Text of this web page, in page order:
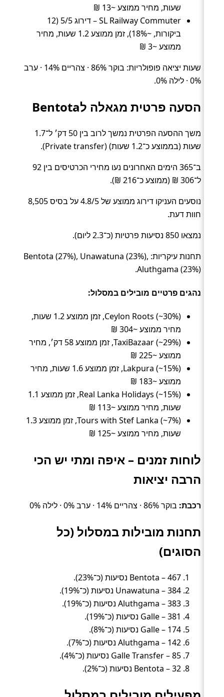
שעות, מחיר ממוצע ~13 ₪
SL Railway Commuter – דירוג 5/5 (12
ביקורות, ~18%), זמן ממוצע 1.2 שעות, מחיר
ממוצע ~3 ₪
שעות יציאה פופולריות: בוקר 86% · צהריים 14% · ערב
0% · לילה 0%.
הסעה פרטית מגאלה לBentota
משך ההסעה הפרטית נמשך לרוב בין 50 דק׳ ל־1.7
שעות (בממוצע כ־1.2 שעות) (Private transfer).
ב־365 הימים האחרונים נעו מחירי הכרטיסים בין 92
ל־306 ₪ (ממוצע כ־216 ₪).
נוסעים העניקו דירוג ממוצע של 4.8/5 על בסיס 8,505
חוות דעת.
נמצאו 850 נסיעות פרטיות (כ־2.3 ליום).
תחנות עיקריות: Bentota (27%), Unawatuna (23%),
Aluthgama (23%).
נהגים פרטיים מובילים במסלול:
Ceylon Roots (~30%), זמן ממוצע 1.2 שעות,
מחיר ממוצע ~304 ₪
TaxiBazaar (~29%), זמן ממוצע 58 דק׳, מחיר
ממוצע ~225 ₪
Lakpura (~15%), זמן ממוצע 1.6 שעות, מחיר
ממוצע ~183 ₪
Real Lanka Holidays (~15%), זמן ממוצע 1.1
שעות, מחיר ממוצע ~113 ₪
Tours with Stef Lanka (~7%), זמן ממוצע 1.3
שעות, מחיר ממוצע ~125 ₪
לוחות זמנים – איפה ומתי יש הכי
הרבה יציאות
רכבת: בוקר 86% · צהריים 14% · ערב 0% · לילה 0%
תחנות מובילות במסלול (כל
הסוגים)
Bentota – 467 נסיעות (כ־23%).
Unawatuna – 384 נסיעות (כ־19%).
Aluthgama – 383 נסיעות (כ־19%).
Galle – 381 נסיעות (כ־19%).
Galle – 174 נסיעות (כ־8%).
Aluthgama – 142 נסיעות (כ־7%).
Galle Transfer – 85 נסיעות (כ־4%).
Bentota – 32 נסיעות (כ־2%).